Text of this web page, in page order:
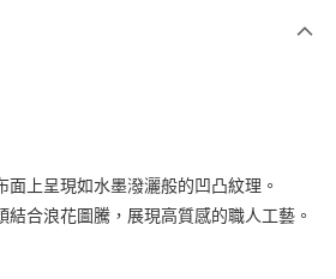
面上呈現如水墨潑灑般的凹凸紋理。
結合浪花圖騰，展現高質感的職人工藝。